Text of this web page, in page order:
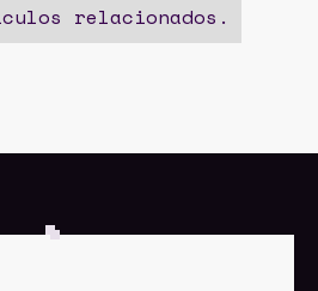
relacionados.